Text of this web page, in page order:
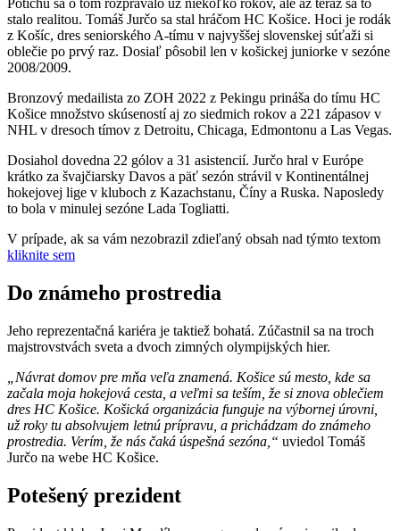
Potichu sa o tom rozprávalo už niekoľko rokov, ale až teraz sa to
stalo realitou. Tomáš Jurčo sa stal hráčom HC Košice. Hoci je rodák
z Košíc, dres seniorského A-tímu v najvyššej slovenskej súťaži si
oblečie po prvý raz. Dosiaľ pôsobil len v košickej juniorke v sezóne
2008/2009.
Bronzový medailista zo ZOH 2022 z Pekingu prináša do tímu HC
Košice množstvo skúseností aj zo siedmich rokov a 221 zápasov v
NHL v dresoch tímov z Detroitu, Chicaga, Edmontonu a Las Vegas.
Dosiahol dovedna 22 gólov a 31 asistencií. Jurčo hral v Európe
krátko za švajčiarsky Davos a päť sezón strávil v Kontinentálnej
hokejovej lige v kluboch z Kazachstanu, Číny a Ruska. Naposledy
to bola v minulej sezóne Lada Togliatti.
V prípade, ak sa vám nezobrazil zdieľaný obsah nad týmto textom
kliknite sem
Do známeho prostredia
Jeho reprezentačná kariéra je taktiež bohatá. Zúčastnil sa na troch
majstrovstvách sveta a dvoch zimných olympijských hier.
„Návrat domov pre mňa veľa znamená. Košice sú mesto, kde sa
začala moja hokejová cesta, a veľmi sa teším, že si znova oblečiem
dres HC Košice. Košická organizácia funguje na výbornej úrovni,
už roky tu absolvujem letnú prípravu, a prichádzam do známeho
prostredia. Verím, že nás čaká úspešná sezóna,“ uviedol Tomáš
Jurčo na webe HC Košice.
Potešený prezident